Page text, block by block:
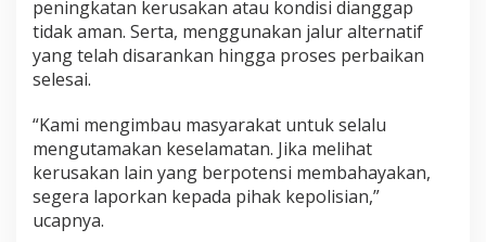
peningkatan kerusakan atau kondisi dianggap
tidak aman. Serta, menggunakan jalur alternatif
yang telah disarankan hingga proses perbaikan
selesai.
“Kami mengimbau masyarakat untuk selalu
mengutamakan keselamatan. Jika melihat
kerusakan lain yang berpotensi membahayakan,
segera laporkan kepada pihak kepolisian,”
ucapnya.